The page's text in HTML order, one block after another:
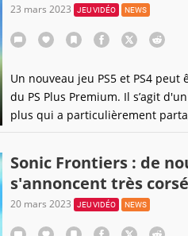
23 mars 2023 JEU VIDÉO NEWS
Un nouveau jeu PS5 et PS4
du PS Plus Premium. Il s’agit
plus qui a particulièrement
Sonic Frontiers : de
s'annoncent très
20 mars 2023 JEU VIDÉO NEWS